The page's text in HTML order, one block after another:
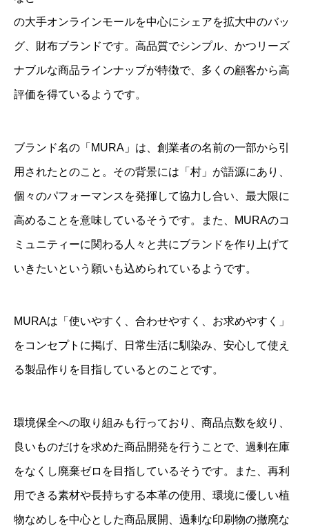
の大手オンラインモールを中心にシェアを拡大中のバッ
グ、財布ブランドです。高品質でシンプル、かつリーズ
ナブルな商品ラインナップが特徴で、多くの顧客から高
評価を得ているようです。
ブランド名の「MURA」は、創業者の名前の一部から引
用されたとのこと。その背景には「村」が語源にあり、
個々のパフォーマンスを発揮して協力し合い、最大限に
高めることを意味しているそうです。また、MURAのコ
ミュニティーに関わる人々と共にブランドを作り上げて
いきたいという願いも込められているようです。
MURAは「使いやすく、合わせやすく、お求めやすく」
をコンセプトに掲げ、日常生活に馴染み、安心して使え
る製品作りを目指しているとのことです。
環境保全への取り組みも行っており、商品点数を絞り、
良いものだけを求めた商品開発を行うことで、過剰在庫
をなくし廃棄ゼロを目指しているそうです。また、再利
用できる素材や長持ちする本革の使用、環境に優しい植
物なめしを中心とした商品展開、過剰な印刷物の撤廃な